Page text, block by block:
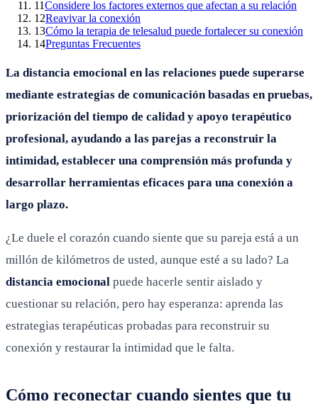
11Considere los factores externos que afectan a su relación
12Reavivar la conexión
13Cómo la terapia de telesalud puede fortalecer su conexión
14Preguntas Frecuentes
La distancia emocional en las relaciones puede superarse
mediante estrategias de comunicación basadas en pruebas,
priorización del tiempo de calidad y apoyo terapéutico
profesional, ayudando a las parejas a reconstruir la
intimidad, establecer una comprensión más profunda y
desarrollar herramientas eficaces para una conexión a
largo plazo.
¿Le duele el corazón cuando siente que su pareja está a un
millón de kilómetros de usted, aunque esté a su lado? La
distancia emocional puede hacerle sentir aislado y
cuestionar su relación, pero hay esperanza: aprenda las
estrategias terapéuticas probadas para reconstruir su
conexión y restaurar la intimidad que le falta.
Cómo reconectar cuando sientes que tu